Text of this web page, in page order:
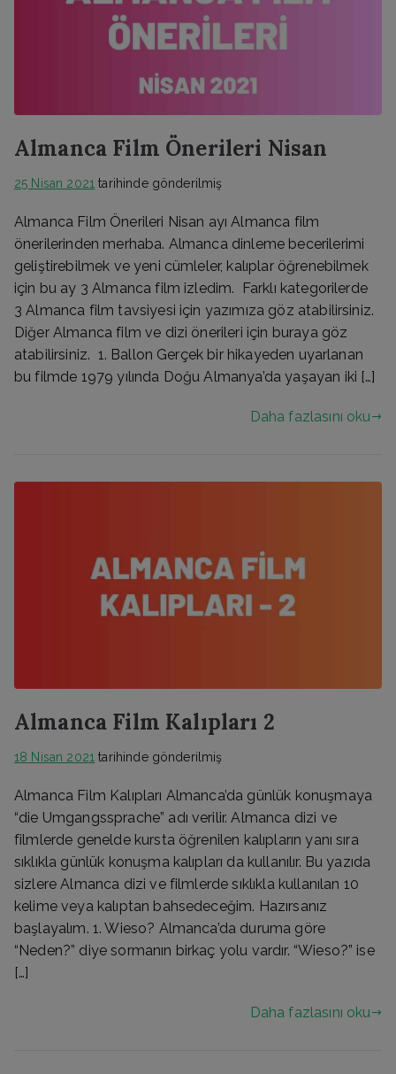
Almanca Film Önerileri Nisan
25 Nisan 2021 tarihinde gönderilmiş
Almanca Film Önerileri Nisan ayı Almanca film
önerilerinden merhaba. Almanca dinleme becerilerimi
geliştirebilmek ve yeni cümleler, kalıplar öğrenebilmek
için bu ay 3 Almanca film izledim. Farklı kategorilerde
3 Almanca film tavsiyesi için yazımıza göz atabilirsiniz.
Diğer Almanca film ve dizi önerileri için buraya göz
atabilirsiniz. 1. Ballon Gerçek bir hikayeden uyarlanan
bu filmde 1979 yılında Doğu Almanya’da yaşayan iki […]
Daha fazlasını oku
Almanca Film Kalıpları 2
18 Nisan 2021 tarihinde gönderilmiş
Almanca Film Kalıpları Almanca’da günlük konuşmaya
“die Umgangssprache” adı verilir. Almanca dizi ve
filmlerde genelde kursta öğrenilen kalıpların yanı sıra
sıklıkla günlük konuşma kalıpları da kullanılır. Bu yazıda
sizlere Almanca dizi ve filmlerde sıklıkla kullanılan 10
kelime veya kalıptan bahsedeceğim. Hazırsanız
başlayalım. 1. Wieso? Almanca’da duruma göre
“Neden?” diye sormanın birkaç yolu vardır. “Wieso?” ise
[…]
Daha fazlasını oku